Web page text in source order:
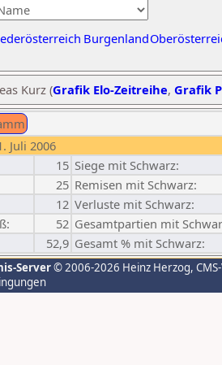
Burgenland
Kurz (Grafik Elo-Zeitreihe, Grafik
Juli 2006
15 Siege mit Schwarz:
25 Remisen mit Schwarz:
12 Verluste mit Schwarz:
52 Gesamtpartien mit
52,9 Gesamt % mit Schwarz:
Server© 2006-2026 Heinz Herzog,